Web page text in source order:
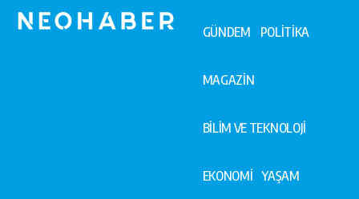
GÜNDEM POLİTİKA
MAGAZİN
BİLİM VE TEKNOLOJİ
EKONOMİ YAŞAM